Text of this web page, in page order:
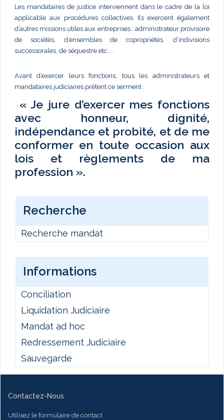
Les mandataires de justice interviennent dans le cadre de la loi
applicable aux procédures collectives. Ils exercent également
d’autres missions utiles aux entreprises : administrateur provisoire
de sociétés, d’ensembles de copropriétés, d’indivisions
successorales, de séquestre etc....
Avant d’exercer leurs fonctions, tous les administrateurs et
mandataires judiciaires prêtent ce serment :
« Je jure d’exercer mes fonctions
avec honneur, dignité,
indépendance et probité, et de me
conformer en toute occasion aux
lois et règlements de ma
profession ».
Recherche
Recherche mandat
Informations
Conciliation
Liquidation Judiciaire
Mandat ad hoc
Redressement Judiciaire
Sauvegarde
Contactez-Nous
Utilisez le formulaire de contact